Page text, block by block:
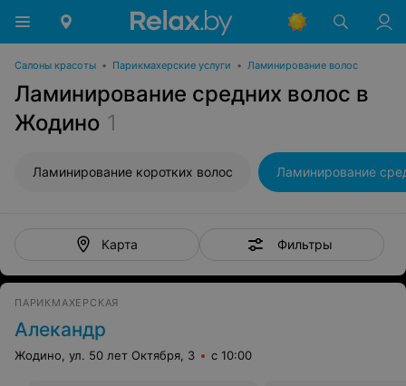
Салоны красоты • Парикмахерские услуги • Ламинирование волос
Ламинирование средних волос в
Жодино 1
Ламинирование коротких волос Ламинирование
Карта Фильтры
ПАРИКМАХЕРСКАЯ
Алекандр
Жодино, ул. 50 лет Октября, 3 с 10:00